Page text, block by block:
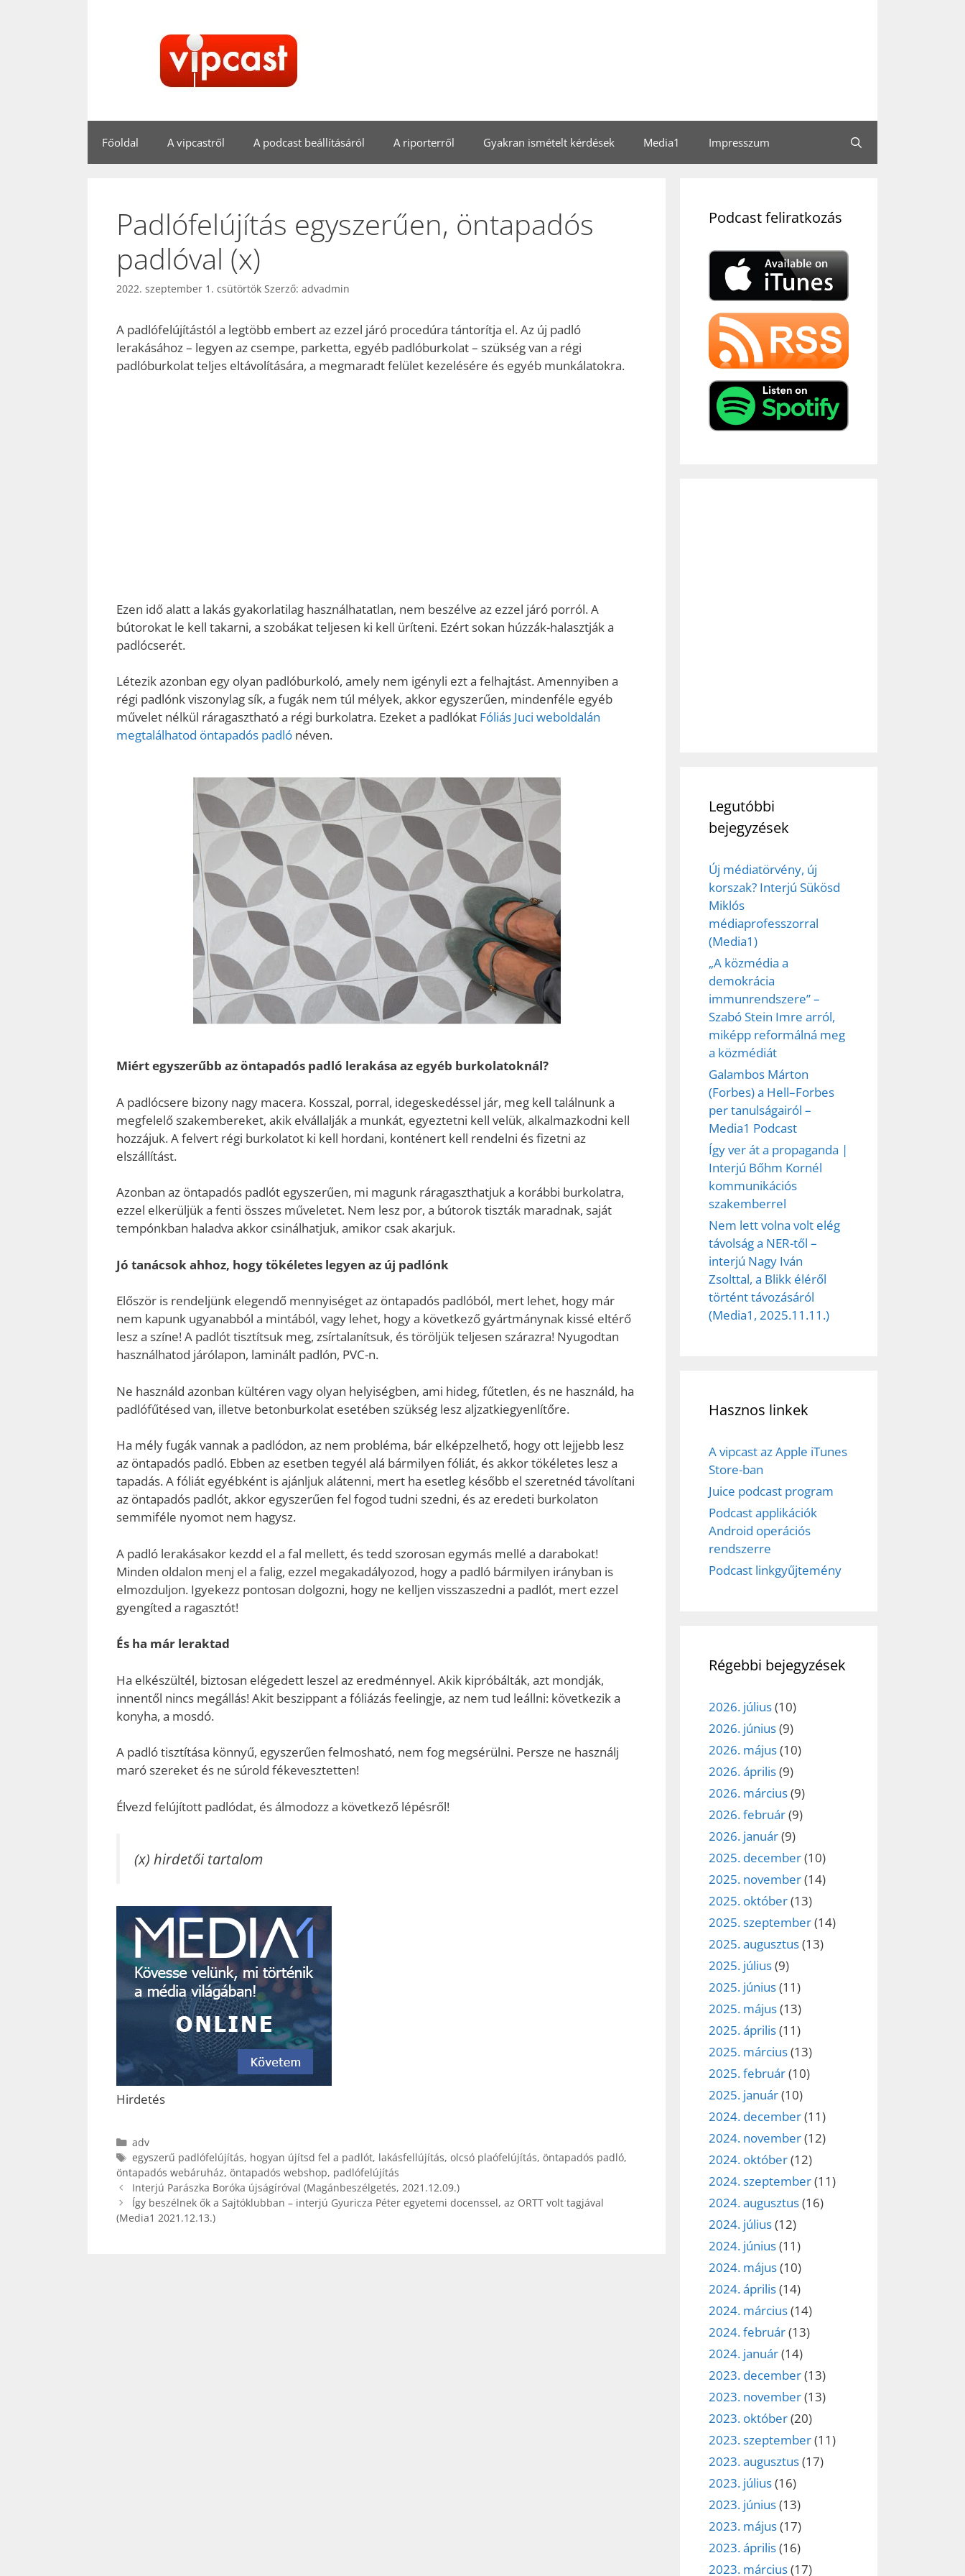
Főoldal A vipcastről A podcast beállításáról A riporterről Gyakran ismételt kérdések Media1 Impresszum
Padlófelújítás egyszerűen, öntapadós
padlóval (x)
2022. szeptember 1. csütörtök Szerző: advadmin
A padlófelújítástól a legtöbb embert az ezzel járó procedúra tántorítja el. Az új padló
lerakásához – legyen az csempe, parketta, egyéb padlóburkolat – szükség van a régi
padlóburkolat teljes eltávolítására, a megmaradt felület kezelésére és egyéb munkálatokra.
Ezen idő alatt a lakás gyakorlatilag használhatatlan, nem beszélve az ezzel járó porról. A
bútorokat le kell takarni, a szobákat teljesen ki kell üríteni. Ezért sokan húzzák-halasztják a
padlócserét.
Létezik azonban egy olyan padlóburkoló, amely nem igényli ezt a felhajtást. Amennyiben a
régi padlónk viszonylag sík, a fugák nem túl mélyek, akkor egyszerűen, mindenféle egyéb
művelet nélkül ráragasztható a régi burkolatra. Ezeket a padlókat Fóliás Juci weboldalán
megtalálhatod öntapadós padló néven.
Miért egyszerűbb az öntapadós padló lerakása az egyéb burkolatoknál?
A padlócsere bizony nagy macera. Kosszal, porral, idegeskedéssel jár, meg kell találnunk a
megfelelő szakembereket, akik elvállalják a munkát, egyeztetni kell velük, alkalmazkodni kell
hozzájuk. A felvert régi burkolatot ki kell hordani, konténert kell rendelni és fizetni az
elszállítást.
Azonban az öntapadós padlót egyszerűen, mi magunk ráragaszthatjuk a korábbi burkolatra,
ezzel elkerüljük a fenti összes műveletet. Nem lesz por, a bútorok tiszták maradnak, saját
tempónkban haladva akkor csinálhatjuk, amikor csak akarjuk.
Jó tanácsok ahhoz, hogy tökéletes legyen az új padlónk
Először is rendeljünk elegendő mennyiséget az öntapadós padlóból, mert lehet, hogy már
nem kapunk ugyanabból a mintából, vagy lehet, hogy a következő gyártmánynak kissé eltérő
lesz a színe! A padlót tisztítsuk meg, zsírtalanítsuk, és töröljük teljesen szárazra! Nyugodtan
használhatod járólapon, laminált padlón, PVC-n.
Ne használd azonban kültéren vagy olyan helyiségben, ami hideg, fűtetlen, és ne használd, ha
padlófűtésed van, illetve betonburkolat esetében szükség lesz aljzatkiegyenlítőre.
Ha mély fugák vannak a padlódon, az nem probléma, bár elképzelhető, hogy ott lejjebb lesz
az öntapadós padló. Ebben az esetben tegyél alá bármilyen fóliát, és akkor tökéletes lesz a
tapadás. A fóliát egyébként is ajánljuk alátenni, mert ha esetleg később el szeretnéd távolítani
az öntapadós padlót, akkor egyszerűen fel fogod tudni szedni, és az eredeti burkolaton
semmiféle nyomot nem hagysz.
A padló lerakásakor kezdd el a fal mellett, és tedd szorosan egymás mellé a darabokat!
Minden oldalon menj el a falig, ezzel megakadályozod, hogy a padló bármilyen irányban is
elmozduljon. Igyekezz pontosan dolgozni, hogy ne kelljen visszaszedni a padlót, mert ezzel
gyengíted a ragasztót!
És ha már leraktad
Ha elkészültél, biztosan elégedett leszel az eredménnyel. Akik kipróbálták, azt mondják,
innentől nincs megállás! Akit beszippant a fóliázás feelingje, az nem tud leállni: következik a
konyha, a mosdó.
A padló tisztítása könnyű, egyszerűen felmosható, nem fog megsérülni. Persze ne használj
maró szereket és ne súrold fékevesztetten!
Élvezd felújított padlódat, és álmodozz a következő lépésről!
(x) hirdetői tartalom
Hirdetés
Kategória
adv
Címkék
egyszerű padlófelújítás, hogyan újítsd fel a padlót, lakásfellújítás, olcsó plaófelújítás, öntapadós padló,
öntapadós webáruház, öntapadós webshop, padlófelújítás
Interjú Parászka Boróka újságíróval (Magánbeszélgetés, 2021.12.09.)
Így beszélnek ők a Sajtóklubban – interjú Gyuricza Péter egyetemi docenssel, az ORTT volt tagjával
(Media1 2021.12.13.)
Podcast feliratkozás
Legutóbbi
bejegyzések
Új médiatörvény, új
korszak? Interjú Sükösd
Miklós
médiaprofesszorral
(Media1)
„A közmédia a
demokrácia
immunrendszere” –
Szabó Stein Imre arról,
miképp reformálná meg
a közmédiát
Galambos Márton
(Forbes) a Hell–Forbes
per tanulságairól –
Media1 Podcast
Így ver át a propaganda |
Interjú Bőhm Kornél
kommunikációs
szakemberrel
Nem lett volna volt elég
távolság a NER-től –
interjú Nagy Iván
Zsolttal, a Blikk éléről
történt távozásáról
(Media1, 2025.11.11.)
Hasznos linkek
A vipcast az Apple iTunes
Store-ban
Juice podcast program
Podcast applikációk
Android operációs
rendszerre
Podcast linkgyűjtemény
Régebbi bejegyzések
2026. július(10)
2026. június(9)
2026. május(10)
2026. április(9)
2026. március(9)
2026. február(9)
2026. január(9)
2025. december(10)
2025. november(14)
2025. október(13)
2025. szeptember(14)
2025. augusztus(13)
2025. július(9)
2025. június(11)
2025. május(13)
2025. április(11)
2025. március(13)
2025. február(10)
2025. január(10)
2024. december(11)
2024. november(12)
2024. október(12)
2024. szeptember(11)
2024. augusztus(16)
2024. július(12)
2024. június(11)
2024. május(10)
2024. április(14)
2024. március(14)
2024. február(13)
2024. január(14)
2023. december(13)
2023. november(13)
2023. október(20)
2023. szeptember(11)
2023. augusztus(17)
2023. július(16)
2023. június(13)
2023. május(17)
2023. április(16)
2023. március(17)